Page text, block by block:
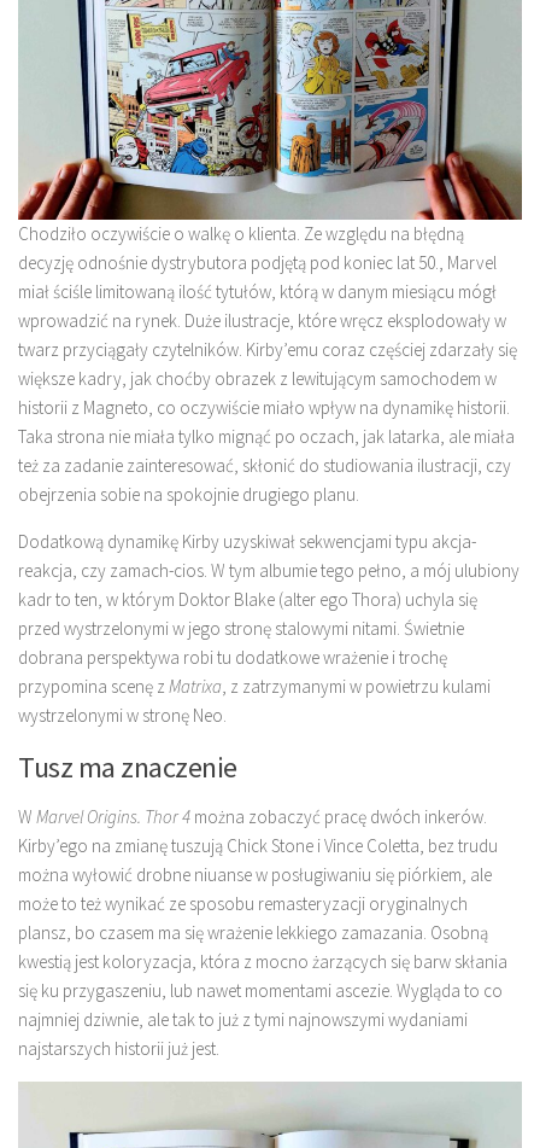
Chodziło oczywiście o walkę o klienta. Ze względu na błędną
decyzję odnośnie dystrybutora podjętą pod koniec lat 50., Marvel
miał ściśle limitowaną ilość tytułów, którą w danym miesiącu mógł
wprowadzić na rynek. Duże ilustracje, które wręcz eksplodowały w
twarz przyciągały czytelników. Kirby’emu coraz częściej zdarzały się
większe kadry, jak choćby obrazek z lewitującym samochodem w
historii z Magneto, co oczywiście miało wpływ na dynamikę historii.
Taka strona nie miała tylko mignąć po oczach, jak latarka, ale miała
też za zadanie zainteresować, skłonić do studiowania ilustracji, czy
obejrzenia sobie na spokojnie drugiego planu.
Dodatkową dynamikę Kirby uzyskiwał sekwencjami typu akcja-
reakcja, czy zamach-cios. W tym albumie tego pełno, a mój ulubiony
kadr to ten, w którym Doktor Blake (alter ego Thora) uchyla się
przed wystrzelonymi w jego stronę stalowymi nitami. Świetnie
dobrana perspektywa robi tu dodatkowe wrażenie i trochę
przypomina scenę z Matrixa, z zatrzymanymi w powietrzu kulami
wystrzelonymi w stronę Neo.
Tusz ma znaczenie
W Marvel Origins. Thor 4 można zobaczyć pracę dwóch inkerów.
Kirby’ego na zmianę tuszują Chick Stone i Vince Coletta, bez trudu
można wyłowić drobne niuanse w posługiwaniu się piórkiem, ale
może to też wynikać ze sposobu remasteryzacji oryginalnych
plansz, bo czasem ma się wrażenie lekkiego zamazania. Osobną
kwestią jest koloryzacja, która z mocno żarzących się barw skłania
się ku przygaszeniu, lub nawet momentami ascezie. Wygląda to co
najmniej dziwnie, ale tak to już z tymi najnowszymi wydaniami
najstarszych historii już jest.